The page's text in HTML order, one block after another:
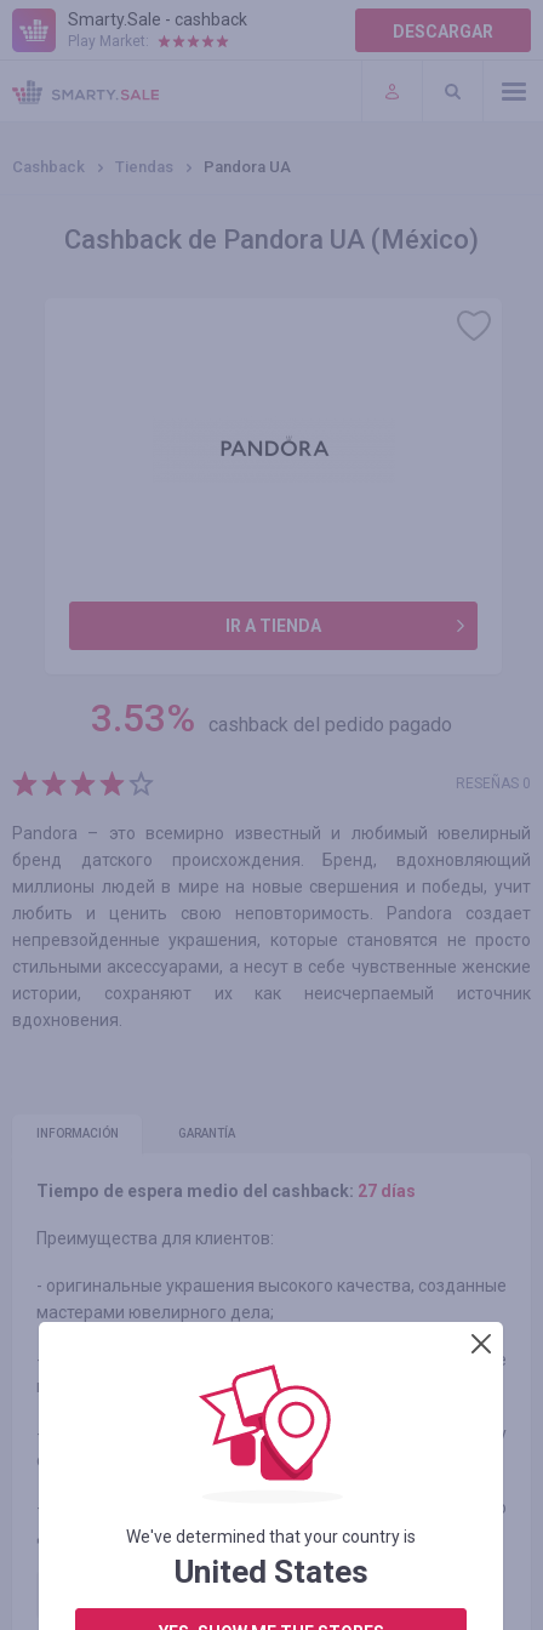
Smarty.Sale - cashback
Play Market: DESCARGAR
AYUDA
TÉRMINOS DE USO
Cashback Tiendas Pandora UA
Cashback de Pandora UA (México)
IR A TIENDA
3.53% cashback del pedido pagado
RESEÑAS 0
Pandora – это всемирно известный и любимый ювелирный
бренд датского происхождения. Бренд, вдохновляющий
миллионы людей в мире на новые свершения и победы, учит
любить и ценить свою неповторимость. Pandora создает
непревзойденные украшения, которые становятся не просто
стильными аксессуарами, а несут в себе чувственные женские
истории, сохраняют их как неисчерпаемый источник
вдохновения.
INFORMACIÓN GARANTÍA
Tiempo de espera medio del cashback: 27 días
Преимущества для клиентов:
- оригинальные украшения высокого качества, созданные
мастерами ювелирного дела;
- множество коллекций, создающих безграничное
количество возможностей для стилизации украшений;
- высокий сервис, побуждающий возвращаться к бренду
снова и снова;
- официальная гарантия от единственного официального
дистрибьютора бренда в Украине
We've determined that your country is
United States